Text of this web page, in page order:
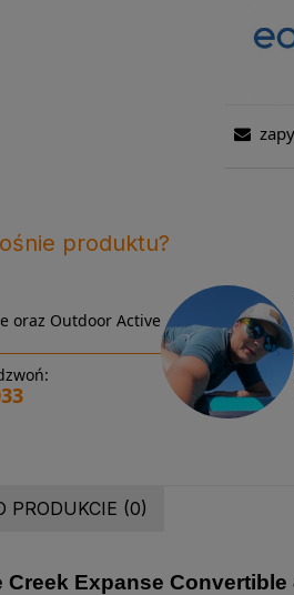
produktu?
oraz Outdoor Active
PRODUKCIE (0)
Creek Expanse